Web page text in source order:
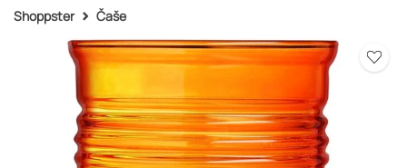
Shoppster Čaše